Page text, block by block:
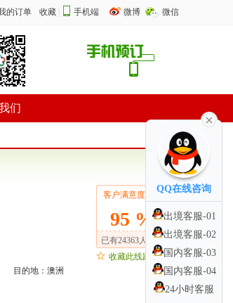
的订单 收藏 手机端 微博 微信
们
目的地： 澳洲
客户满意度：
95 %
已有24363人关注
收藏此线路
QQ在线咨询
出境客服-01
出境客服-02
国内客服-03
国内客服-04
24小时客服